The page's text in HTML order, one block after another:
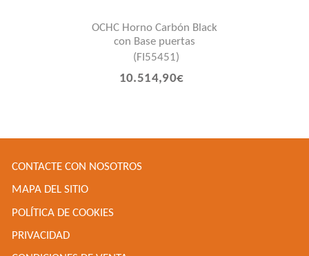
OCHC Horno Carbón Black
con Base puertas
(FI55451)
10.514,90€
CONTACTE CON NOSOTROS
MAPA DEL SITIO
POLÍTICA DE COOKIES
PRIVACIDAD